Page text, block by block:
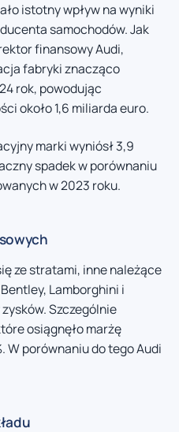
istotny wpływ na wyniki
samochodów. Jak
finansowy Audi,
fabryki znacząco
rok, powodując
około 1,6 miliarda euro.
marki wyniósł 3,9
spadek w porównaniu
w 2023 roku.
ze stratami, inne należące
Lamborghini i
Szczególnie
osiągnęło marżę
W porównaniu do tego Audi